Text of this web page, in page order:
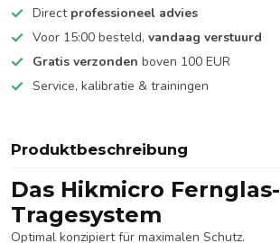
Direct professioneel advies
Voor 15:00 besteld, vandaag verstuurd
Gratis verzonden boven 100 EUR
Service, kalibratie & trainingen
Produktbeschreibung
Das Hikmicro Fernglas-
Tragesystem
Optimal konzipiert für maximalen Schutz.